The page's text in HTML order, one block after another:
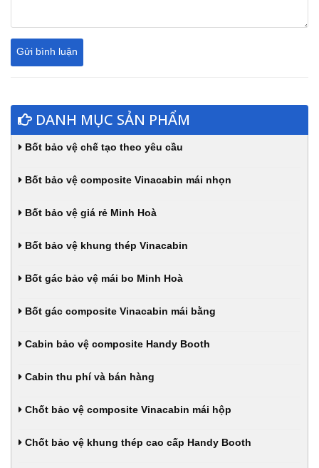
DANH MỤC SẢN PHẨM
Bốt bảo vệ chế tạo theo yêu cầu
Bốt bảo vệ composite Vinacabin mái nhọn
Bốt bảo vệ giá rẻ Minh Hoà
Bốt bảo vệ khung thép Vinacabin
Bốt gác bảo vệ mái bo Minh Hoà
Bốt gác composite Vinacabin mái bằng
Cabin bảo vệ composite Handy Booth
Cabin thu phí và bán hàng
Chốt bảo vệ composite Vinacabin mái hộp
Chốt bảo vệ khung thép cao cấp Handy Booth